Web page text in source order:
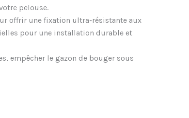
pelouse.
offrir une fixation ultra-résistante aux
pour une installation durable et
empêcher le gazon de bouger sous